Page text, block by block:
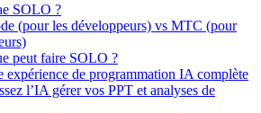
SOLO ?
(pour les développeurs) vs MTC (pour
peut faire SOLO ?
expérience de programmation IA complète
l’IA gérer vos PPT et analyses de